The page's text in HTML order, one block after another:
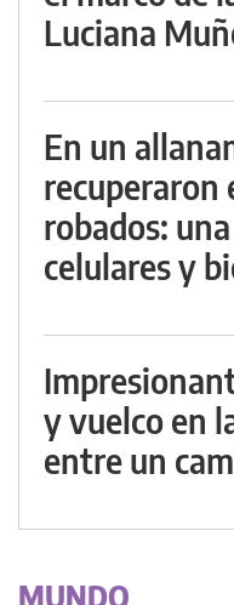
Luciana
En un
recuperaron
robados:
celulares y
y vuelco en
entre un
MUNDO